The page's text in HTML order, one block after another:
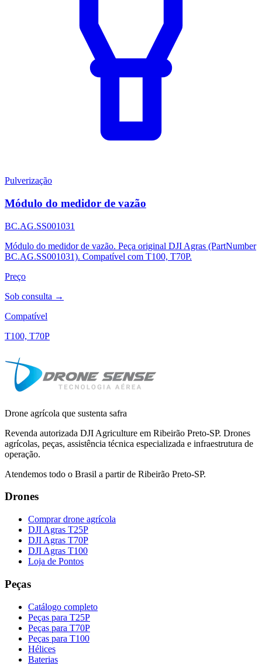
Pulverização
Módulo do medidor de vazão
BC.AG.SS001031
Módulo do medidor de vazão. Peça original DJI Agras (PartNumber
BC.AG.SS001031). Compatível com T100, T70P.
Preço
Sob consulta →
Compatível
T100, T70P
Drone agrícola que sustenta safra
Revenda autorizada DJI Agriculture em Ribeirão Preto-SP. Drones
agrícolas, peças, assistência técnica especializada e infraestrutura de
operação.
Atendemos todo o Brasil a partir de Ribeirão Preto-SP.
Drones
Comprar drone agrícola
DJI Agras T25P
DJI Agras T70P
DJI Agras T100
Loja de Pontos
Peças
Catálogo completo
Peças para T25P
Peças para T70P
Peças para T100
Hélices
Baterias